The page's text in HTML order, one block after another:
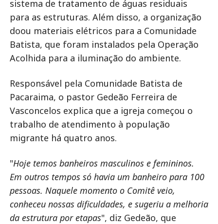
sistema de tratamento de águas residuais
para as estruturas. Além disso, a organização
doou materiais elétricos para a Comunidade
Batista, que foram instalados pela Operação
Acolhida para a iluminação do ambiente.
Responsável pela Comunidade Batista de
Pacaraima, o pastor Gedeão Ferreira de
Vasconcelos explica que a igreja começou o
trabalho de atendimento à população
migrante há quatro anos.
"Hoje temos banheiros masculinos e femininos.
Em outros tempos só havia um banheiro para 100
pessoas. Naquele momento o Comitê veio,
conheceu nossas dificuldades, e sugeriu a melhoria
da estrutura por etapas", diz Gedeão, que